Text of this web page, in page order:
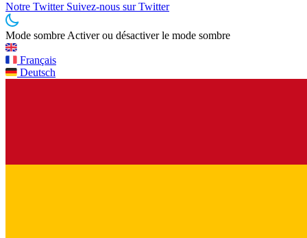
Notre Twitter Suivez-nous sur Twitter
Mode sombre Activer ou désactiver le mode sombre
Français
Deutsch